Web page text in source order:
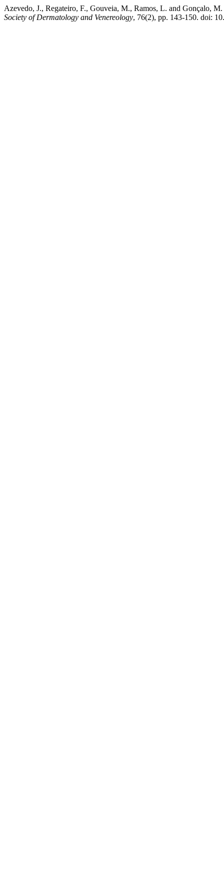
Azevedo, J., Regateiro, F., Gouveia, M., Ramos, L. and Gonçalo,
Society of Dermatology and Venereology, 76(2), pp. 143-150. doi: